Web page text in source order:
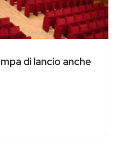
di lancio anche